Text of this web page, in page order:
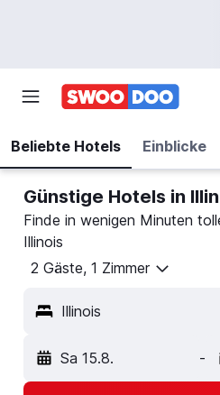
Beliebte Hotels Einblicke
Günstige Hotels in
Finde in wenigen Minuten
Illinois
2 Gäste, 1 Zimmer
Illinois
Sa 15.8. -